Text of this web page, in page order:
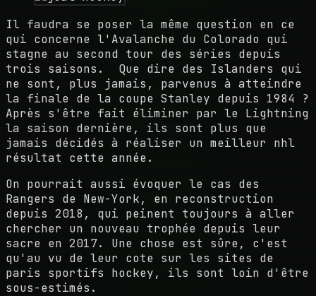
Il faudra se poser la même question en ce
qui concerne l'Avalanche du Colorado qui
stagne au second tour des séries depuis
trois saisons. Que dire des Islanders qui
ne sont, plus jamais, parvenus à atteindre
la finale de la coupe Stanley depuis 1984 ?
Après s'être fait éliminer par le Lightning
la saison dernière, ils sont plus que
jamais décidés à réaliser un meilleur nhl
résultat cette année.
On pourrait aussi évoquer le cas des
Rangers de New-York, en reconstruction
depuis 2018, qui peinent toujours à aller
chercher un nouveau trophée depuis leur
sacre en 2017. Une chose est sûre, c'est
qu'au vu de leur cote sur les sites de
paris sportifs hockey, ils sont loin d'être
sous-estimés.